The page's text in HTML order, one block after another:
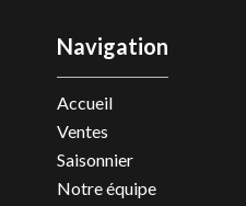
Navigation
Accueil
Ventes
Saisonnier
Notre équipe